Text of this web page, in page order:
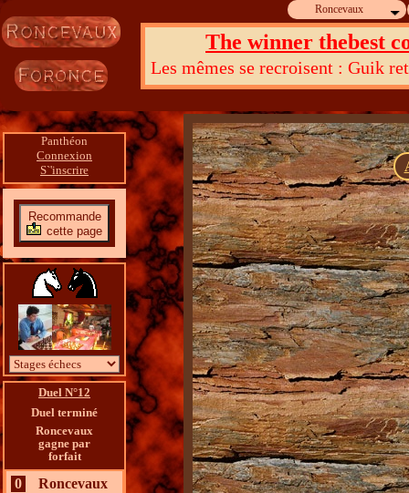
Roncevaux
The winner thebest
Les mêmes se recroisent : Guik
Panthéon
Connexion
S`'inscrire
Recommande
cette page
Duel N°12
Duel terminé
Roncevaux
gagne par
forfait
0
Roncevaux